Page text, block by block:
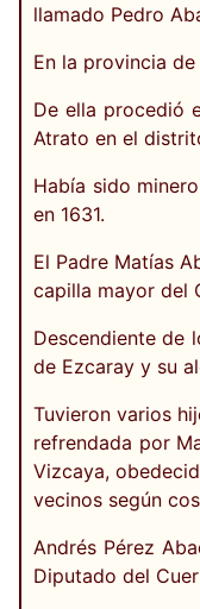
llamado Pedro
En la provincia
De ella procedió
Atrato en el
Había sido
en 1631.
El Padre Matías
capilla mayor del
Descendiente de
de Ezcaray y su
Tuvieron varios
refrendada por
Vizcaya,
vecinos según
Andrés Pérez
Diputado del